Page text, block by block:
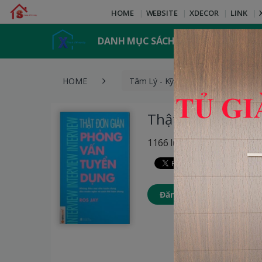
HOME WEBSITE XDECOR LINK
DANH MỤC SÁCH
HOME Tâm Lý - Kỹ Năng Sống
Thật Đơn Giản -
1166 lượt xem
Đăng nhập để thêm Sách